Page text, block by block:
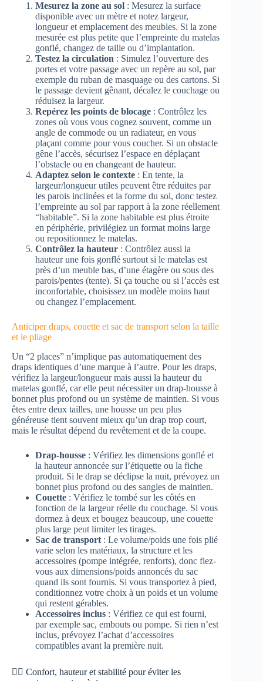
Mesurez la zone au sol : Mesurez la surface
disponible avec un mètre et notez largeur,
longueur et emplacement des meubles. Si la zone
mesurée est plus petite que l’empreinte du matelas
gonflé, changez de taille ou d’implantation.
Testez la circulation : Simulez l’ouverture des
portes et votre passage avec un repère au sol, par
exemple du ruban de masquage ou des cartons. Si
le passage devient gênant, décalez le couchage ou
réduisez la largeur.
Repérez les points de blocage : Contrôlez les
zones où vous vous cognez souvent, comme un
angle de commode ou un radiateur, en vous
plaçant comme pour vous coucher. Si un obstacle
gêne l’accès, sécurisez l’espace en déplaçant
l’obstacle ou en changeant de hauteur.
Adaptez selon le contexte : En tente, la
largeur/longueur utiles peuvent être réduites par
les parois inclinées et la forme du sol, donc testez
l’empreinte au sol par rapport à la zone réellement
“habitable”. Si la zone habitable est plus étroite
en périphérie, privilégiez un format moins large
ou repositionnez le matelas.
Contrôlez la hauteur : Contrôlez aussi la
hauteur une fois gonflé surtout si le matelas est
près d’un meuble bas, d’une étagère ou sous des
parois/pentes (tente). Si ça touche ou si l’accès est
inconfortable, choisissez un modèle moins haut
ou changez l’emplacement.
Anticiper draps, couette et sac de transport selon la taille
et le pliage
Un “2 places” n’implique pas automatiquement des
draps identiques d’une marque à l’autre. Pour les draps,
vérifiez la largeur/longueur mais aussi la hauteur du
matelas gonflé, car elle peut nécessiter un drap-housse à
bonnet plus profond ou un système de maintien. Si vous
êtes entre deux tailles, une housse un peu plus
généreuse tient souvent mieux qu’un drap trop court,
mais le résultat dépend du revêtement et de la coupe.
Drap-housse : Vérifiez les dimensions gonflé et
la hauteur annoncée sur l’étiquette ou la fiche
produit. Si le drap se déclipse la nuit, prévoyez un
bonnet plus profond ou des sangles de maintien.
Couette : Vérifiez le tombé sur les côtés en
fonction de la largeur réelle du couchage. Si vous
dormez à deux et bougez beaucoup, une couette
plus large peut limiter les tirages.
Sac de transport : Le volume/poids une fois plié
varie selon les matériaux, la structure et les
accessoires (pompe intégrée, renforts), donc fiez-
vous aux dimensions/poids annoncés du sac
quand ils sont fournis. Si vous transportez à pied,
conditionnez votre choix à un poids et un volume
qui restent gérables.
Accessoires inclus : Vérifiez ce qui est fourni,
par exemple sac, embouts ou pompe. Si rien n’est
inclus, prévoyez l’achat d’accessoires
compatibles avant la première nuit.
🧗‍♂️ Confort, hauteur et stabilité pour éviter les